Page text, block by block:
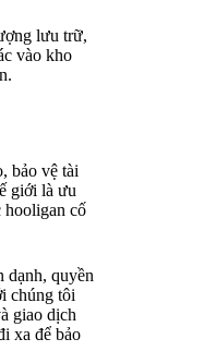
lưu trữ,
vào kho
bảo vệ tài
giới là ưu
hooligan cố
dạnh, quyền
chúng tôi
giao dịch
xa để bảo